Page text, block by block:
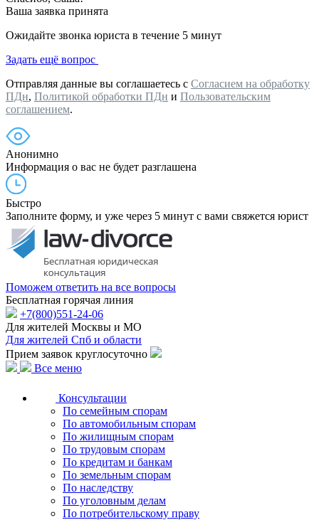
Ваша заявка принята
Ожидайте звонка юриста в течение 5 минут
Задать ещё вопрос
Отправляя данные вы соглашаетесь с Согласием на обработку
ПДн, Политикой обработки ПДн и Пользовательским
соглашением.
Анонимно
Информация о вас не будет разглашена
Быстро
Заполните форму, и уже через 5 минут с вами свяжется юрист
Поможем ответить на все вопросы
Бесплатная горячая линия
+7(800)551-24-06
Для жителей Москвы и МО
Для жителей Спб и области
Прием заявок круглосуточно
Все меню
Консультации
По семейным спорам
По автомобильным спорам
По жилищным спорам
По трудовым спорам
По кредитам и банкам
По земельным спорам
По наследству
По уголовным делам
По потребительскому праву